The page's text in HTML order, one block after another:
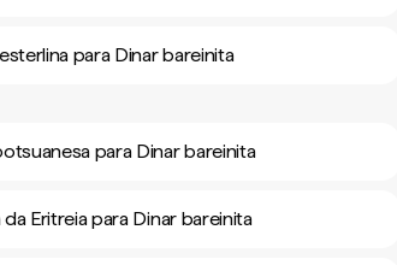
para Dinar bareinita
para Dinar bareinita
Eritreia para Dinar bareinita